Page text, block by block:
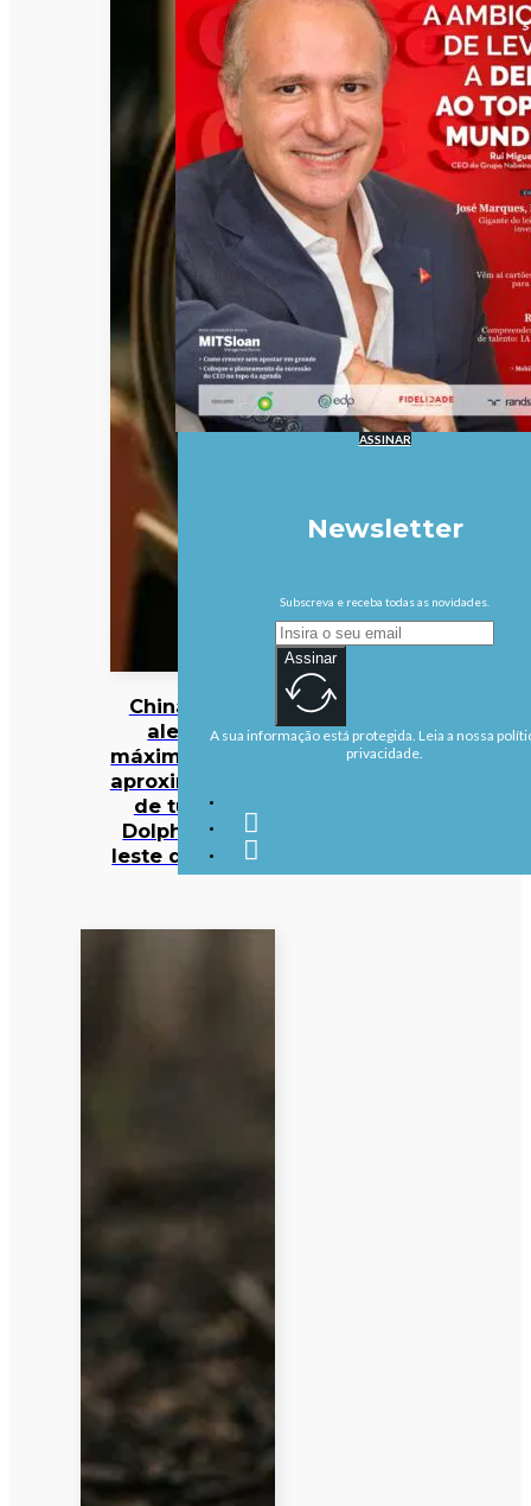
China em
alerta
máximo com
aproximação
de tufão
Dolphin ao
leste do país
ASSINAR
Newsletter
Subscreva e receba todas as novidades.
Assinar
A sua informação está protegida. Leia a nossa
privacidade.